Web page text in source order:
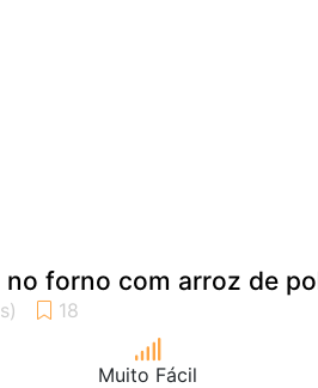
no forno com arroz de
Muito Fácil